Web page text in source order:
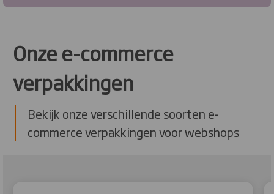
Onze e-commerce
verpakkingen
Bekijk onze verschillende soorten e-
commerce verpakkingen voor webshops